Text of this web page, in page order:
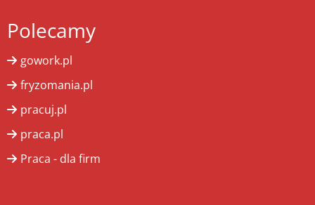
Polecamy
gowork.pl
fryzomania.pl
pracuj.pl
praca.pl
Praca - dla firm